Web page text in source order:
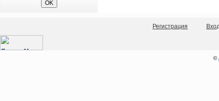
Регистрация
©